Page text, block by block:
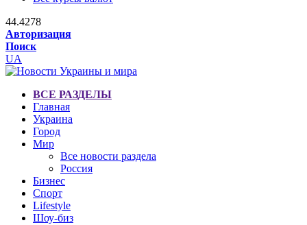
44.4278
Авторизация
Поиск
UA
ВСЕ РАЗДЕЛЫ
Главная
Украина
Город
Мир
Все новости раздела
Россия
Бизнес
Спорт
Lifestyle
Шоу-биз